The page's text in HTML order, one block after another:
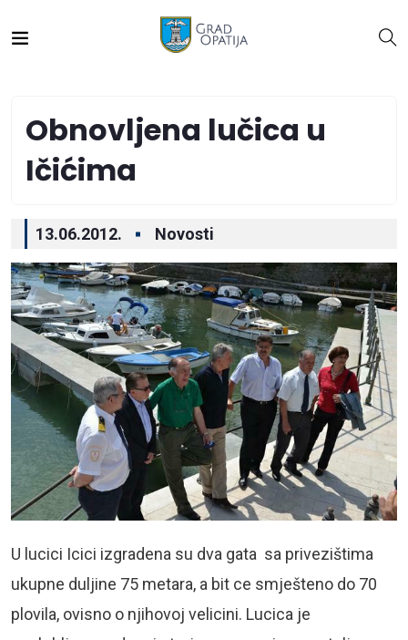
Obnovljena lučica u
Ičićima
13.06.2012. Novosti
U lucici Icici izgradena su dva gata sa privezištima
ukupne duljine 75 metara, a bit ce smješteno do 70
plovila, ovisno o njihovoj velicini. Lucica je